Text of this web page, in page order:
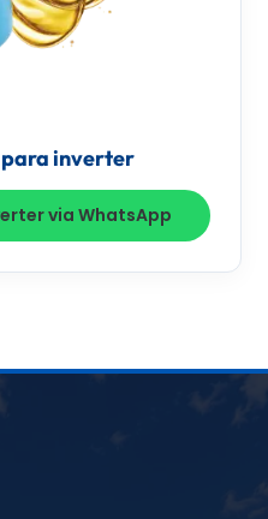
para inverter
via WhatsApp